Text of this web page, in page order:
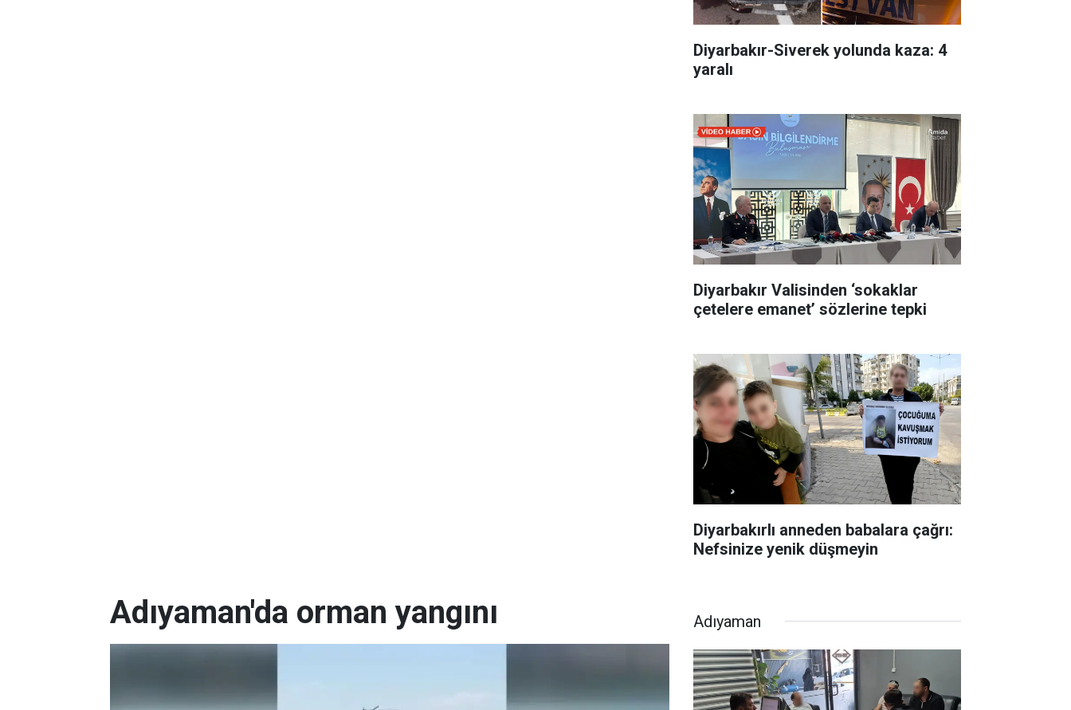
Diyarbakır-Siverek yolunda kaza: 4
yaralı
Diyarbakır Valisinden ‘sokaklar
çetelere emanet’ sözlerine tepki
Diyarbakırlı anneden babalara çağrı:
Nefsinize yenik düşmeyin
Adıyaman'da orman yangını Adıyaman